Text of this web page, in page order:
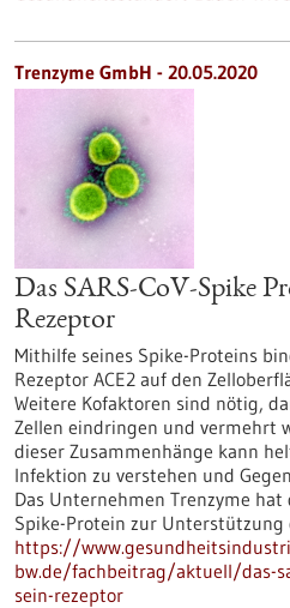
Trenzyme GmbH - 20.05.2020
Das SARS-CoV-Spike
Rezeptor
Mithilfe seines Spike-Proteins
Rezeptor ACE2 auf den
Weitere Kofaktoren sind nötig,
Zellen eindringen und vermehrt
dieser Zusammenhänge kann
Infektion zu verstehen und
Das Unternehmen Trenzyme
Spike-Protein zur
https://
bw.de/fachbeitrag/aktuell/das-
sein-rezeptor